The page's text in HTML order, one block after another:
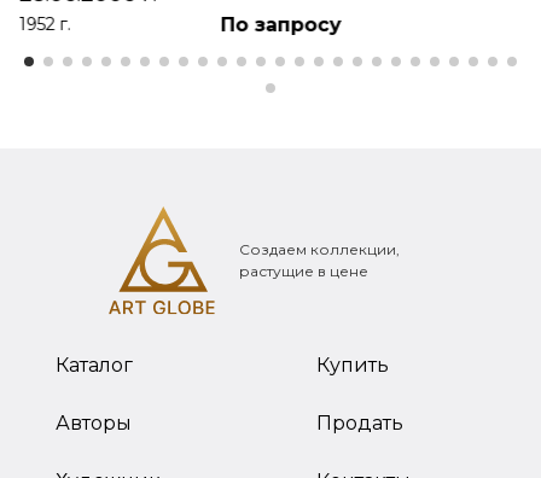
1952 г. По запросу
Создаем коллекции,
растущие в цене
Каталог
Авторы
Купить
Продать